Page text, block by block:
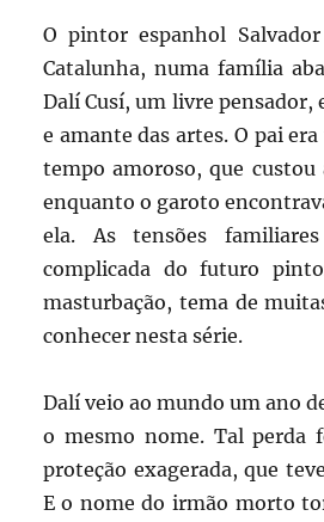
O pintor espanhol
Catalunha, numa família
Dalí Cusí, um livre pensador,
e amante das artes. O pai
tempo amoroso, que
enquanto o garoto
ela. As tensões
complicada do futuro
masturbação, tema de
conhecer nesta série.
Dalí veio ao mundo um ano
o mesmo nome. Tal perda
proteção exagerada, que
E o nome do irmão morto